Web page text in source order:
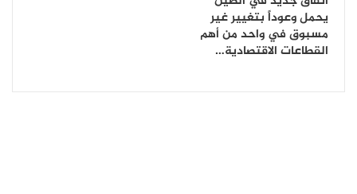
يحمل وعوداً بتغيير غير
مسبوق في واحد من أهم
القطاعات الاقتصادية…